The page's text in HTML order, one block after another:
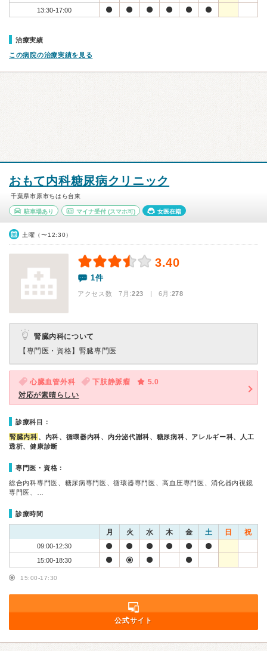
13:30-17:00
治療実績
この病院の治療実績を見る
おもて内科糖尿病クリニック
千葉県市原市ちはら台東
駐車場あり マイナ受付(スマホ可) 女医在籍
土曜（〜12:30）
3.40
1件
アクセス数 7月:223 | 6月:278
腎臓内科について
【専門医・資格】 腎臓専門医
心臓血管外科 下肢静脈瘤
5.0
対応が素晴らしい
診療科目：
腎臓内科 、内科、循環器内科、内分泌代謝科、糖尿病科、アレルギー科、人工
透析、健康診断
専門医・資格：
総合内科専門医、糖尿病専門医、循環器専門医、高血圧専門医、消化器内視鏡
専門医、…
診療時間
月 火 水 木 金 土 日 祝
09:00-12:30
15:00-18:30
15:00-17:30
公式サイト